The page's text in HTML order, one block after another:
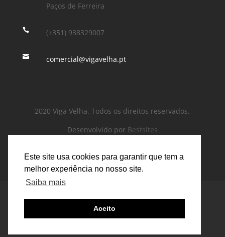
Este site usa cookies para garantir que tem a
melhor experiência no nosso site.
Saiba mais
Aceito
Paços de Ferreira
 (+351) 938329007
 comercial@vigavelha.pt
2020 Viga Velha. Todos os direitos reservados.
Desenvolvido por Bestsites
Cadeira
Mesa de Cabeceira
Louceiro
Cama